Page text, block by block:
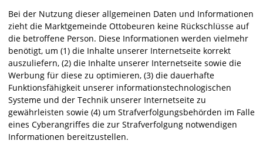
Bei der Nutzung dieser allgemeinen Daten und Informationen
zieht die Marktgemeinde Ottobeuren keine Rückschlüsse auf
die betroffene Person. Diese Informationen werden vielmehr
benötigt, um (1) die Inhalte unserer Internetseite korrekt
auszuliefern, (2) die Inhalte unserer Internetseite sowie die
Werbung für diese zu optimieren, (3) die dauerhafte
Funktionsfähigkeit unserer informationstechnologischen
Systeme und der Technik unserer Internetseite zu
gewährleisten sowie (4) um Strafverfolgungsbehörden im Falle
eines Cyberangriffes die zur Strafverfolgung notwendigen
Informationen bereitzustellen.